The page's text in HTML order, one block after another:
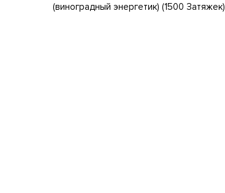
(виноградный энергетик) (1500 Затяжек)